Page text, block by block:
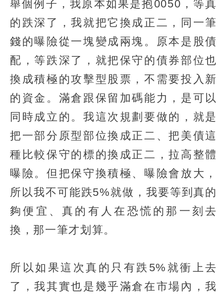
舉個例子，我原本如果是抱0050，等真
的跌深了，我就把它換成正二，同一筆
錢的曝險從一塊變成兩塊。原本是股債
配，等跌深了，就把保守的債券部位也
換成積極的攻擊型股票，不需要投入新
的資金。滿倉跟保留加碼能力，是可以
同時成立的。我這次規劃要做的，就是
把一部分原型部位換成正二、把美債這
種比較保守的標的換成正二，拉高整體
曝險。但把保守換積極、曝險會放大，
所以我不可能跌5%就做，我要等到真的
夠便宜、真的有人在恐慌的那一刻去
換，那一筆才划算。
所以如果這次真的只有跌5%就衝上去
了，我其實也是幾乎滿倉在市場內，我